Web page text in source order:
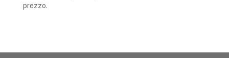
prezzo.